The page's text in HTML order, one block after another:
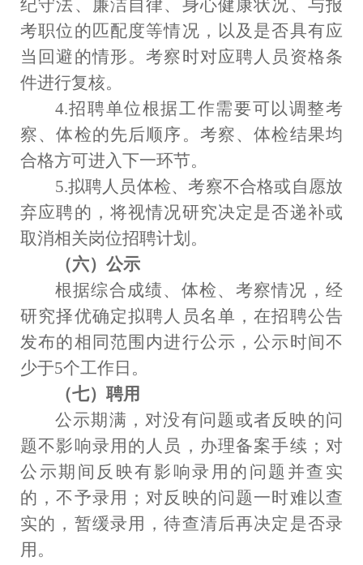
纪守法、廉洁自律、身心健康状况、与报
考职位的匹配度等情况，以及是否具有应
当回避的情形。考察时对应聘人员资格条
件进行复核。
4.招聘单位根据工作需要可以调整考
察、体检的先后顺序。考察、体检结果均
合格方可进入下一环节。
5.拟聘人员体检、考察不合格或自愿放
弃应聘的，将视情况研究决定是否递补或
取消相关岗位招聘计划。
（六）公示
根据综合成绩、体检、考察情况，经
研究择优确定拟聘人员名单，在招聘公告
发布的相同范围内进行公示，公示时间不
少于5个工作日。
（七）聘用
公示期满，对没有问题或者反映的问
题不影响录用的人员，办理备案手续；对
公示期间反映有影响录用的问题并查实
的，不予录用；对反映的问题一时难以查
实的，暂缓录用，待查清后再决定是否录
用。